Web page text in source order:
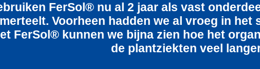
FerSol® nu al 2 jaar als vast
Voorheen hadden we al vroeg in
FerSol® kunnen we bijna zien hoe het
de plantziekten veel